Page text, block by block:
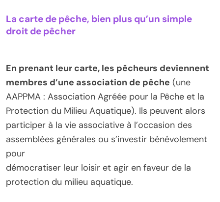
La carte de pêche, bien plus qu’un simple
droit de pêcher
En prenant leur carte, les pêcheurs deviennent
membres d’une association de pêche (une
AAPPMA : Association Agréée pour la Pêche et la
Protection du Milieu Aquatique). Ils peuvent alors
participer à la vie associative à l’occasion des
assemblées générales ou s’investir bénévolement
pour
démocratiser leur loisir et agir en faveur de la
protection du milieu aquatique.